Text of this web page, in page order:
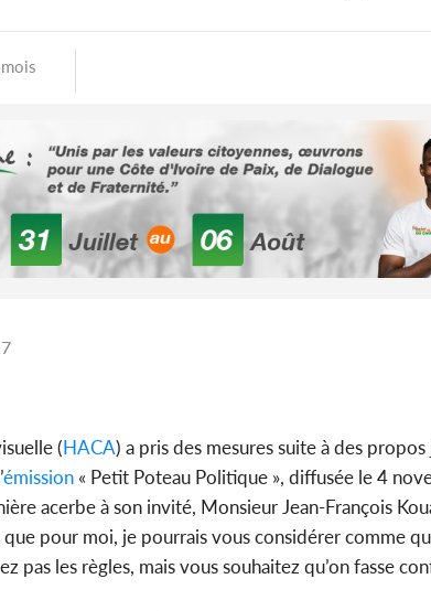
(HACA) a pris des mesures suite à des
émission « Petit Poteau Politique », diffusée le 4
acerbe à son invité, Monsieur Jean-François
pour moi, je pourrais vous considérer comme
pas les règles, mais vous souhaitez qu’on fasse
POLITIQUE
Côte d'Ivoire : Fête
Alassane Ouattara accorde
la grâce à 4 661...
POLITIQUE
Côte d'Ivoire : Décrispation ?
Mamadou Traoré ex